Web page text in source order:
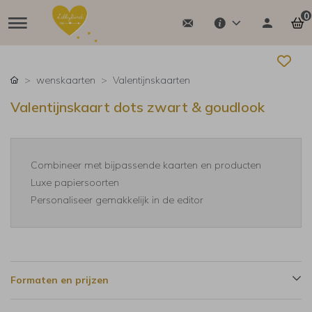
0
wenskaarten Valentijnskaarten
Valentijnskaart dots zwart & goudlook
Combineer met bijpassende kaarten en producten
Luxe papiersoorten
Personaliseer gemakkelijk in de editor
Formaten en prijzen